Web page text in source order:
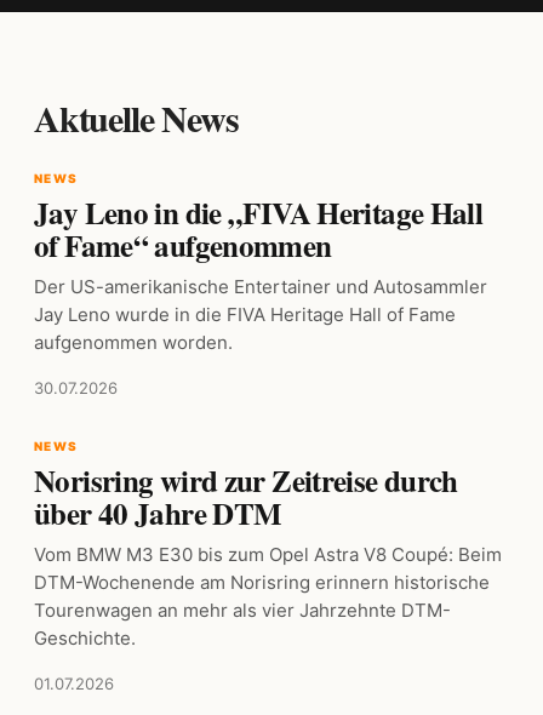
Aktuelle News
NEWS
Jay Leno in die „FIVA Heritage Hall
of Fame“ aufgenommen
Der US-amerikanische Entertainer und Autosammler
Jay Leno wurde in die FIVA Heritage Hall of Fame
aufgenommen worden.
30.07.2026
NEWS
Norisring wird zur Zeitreise durch
über 40 Jahre DTM
Vom BMW M3 E30 bis zum Opel Astra V8 Coupé: Beim
DTM-Wochenende am Norisring erinnern historische
Tourenwagen an mehr als vier Jahrzehnte DTM-
Geschichte.
01.07.2026